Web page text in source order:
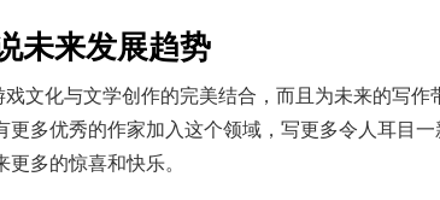
未来发展趋势
文化与文学创作的完美结合，而且为未来的写
更多优秀的作家加入这个领域，写更多令人耳目
多的惊喜和快乐。